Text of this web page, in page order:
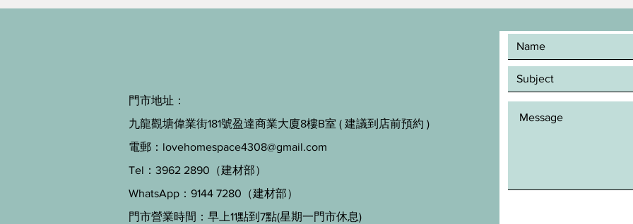
門市地址：
九龍觀塘偉業街181號盈達商業大廈8樓B室 ( 建議到店前預約 )
電郵： lovehomespace4308@gmail.com
Tel：3962 2890（建材部）
WhatsApp：9144 7280（建材部）
門市營業時間：早上11點到7點(星期一門市休息)